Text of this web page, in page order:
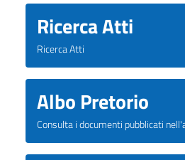
Ricerca Atti
Ricerca Atti
Albo Pretorio
Consulta i documenti pubblicati